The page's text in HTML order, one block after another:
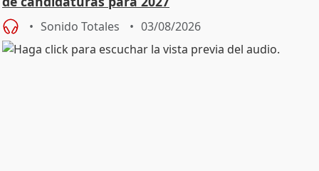
Sonido Totales 03/08/2026